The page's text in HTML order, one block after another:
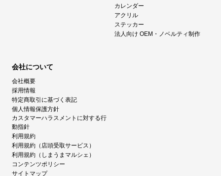
カレンダー
アクリル
ステッカー
法人向け OEM・ノベルティ制作
会社について
会社概要
採用情報
特定商取引に基づく表記
個人情報保護方針
カスタマーハラスメントに対する行
動指針
利用規約
利用規約（店頭受取サービス）
利用規約（しまうまマルシェ）
コンテンツポリシー
サイトマップ